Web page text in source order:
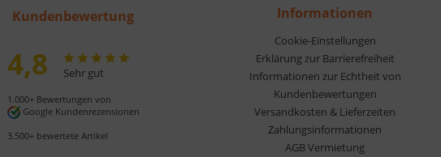
Kundenbewertung
4,8 Sehr gut
1.000+ Bewertungen von
Google Kundenrezensionen
3.500+ bewertete Artikel
Informationen
Cookie-Einstellungen
Erklärung zur Barrierefreiheit
Informationen zur Echtheit von
Kundenbewertungen
Versandkosten & Lieferzeiten
Zahlungsinformationen
AGB Vermietung